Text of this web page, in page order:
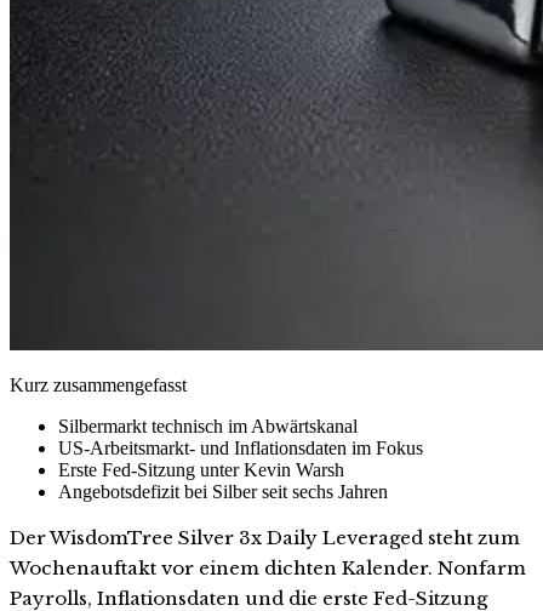
Kurz zusammengefasst
Silbermarkt technisch im Abwärtskanal
US-Arbeitsmarkt- und Inflationsdaten im Fokus
Erste Fed-Sitzung unter Kevin Warsh
Angebotsdefizit bei Silber seit sechs Jahren
Der WisdomTree Silver 3x Daily Leveraged steht zum
Wochenauftakt vor einem dichten Kalender. Nonfarm
Payrolls, Inflationsdaten und die erste Fed-Sitzung